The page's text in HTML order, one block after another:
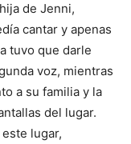
de Jenni,
cantar y apenas
tuvo que darle
voz, mientras
a su familia y la
del lugar.
lugar,